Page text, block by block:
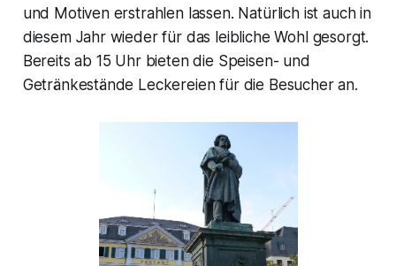
und Motiven erstrahlen lassen. Natürlich ist auch in
diesem Jahr wieder für das leibliche Wohl gesorgt.
Bereits ab 15 Uhr bieten die Speisen- und
Getränkestände Leckereien für die Besucher an.